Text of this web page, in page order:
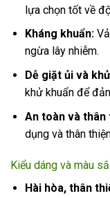
lựa chọn tốt về
Kháng khuẩn:
ngừa lây nhiễm.
Dễ giặt ủi và
khử khuẩn để
An toàn và thân
dụng và thân
Kiểu dáng và màu
Hài hòa, thân